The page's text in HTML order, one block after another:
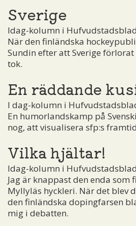
Sverige
Idag-kolumn i
När den finländska
Sundin efter att Sverige
tok.
En räddande
I dag-kolumn i
En humorlandskamp på
nog, att visualisera sfp:s
Vilka hjältar!
Idag-kolumn i
Jag är knappast den enda som
Myllyläs hyckleri. När det blev
den finländska dopingfarsen
mig i debatten.